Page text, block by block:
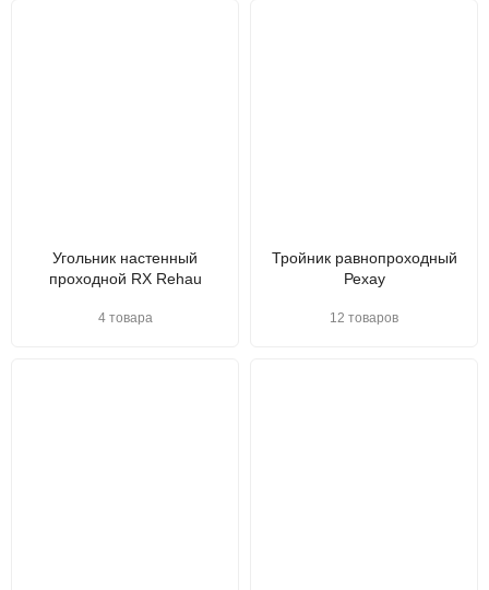
Угольник настенный
проходной RX Rehau
4 товара
Тройник равнопроходный
Рехау
12 товаров